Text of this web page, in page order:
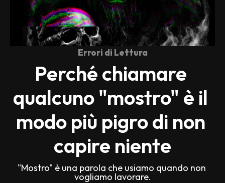
Gioca
Borsa di Studio
Accedi
Errori di Lettura
Perché chiamare
qualcuno "mostro" è il
modo più pigro di non
capire niente
"Mostro" è una parola che usiamo quando non
vogliamo lavorare.